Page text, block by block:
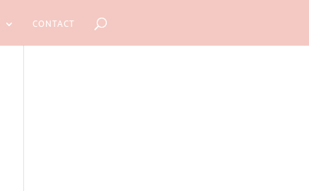
CONTACT